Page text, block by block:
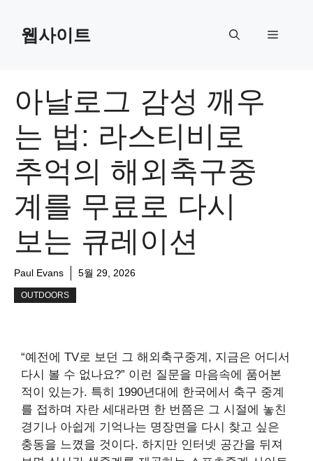
content웹사이트 Menu
아날로그 감성 깨우
는 법: 라스티비로
추억의 해외축구중
계를 무료로 다시
보는 큐레이션
Paul Evans 5월 29, 2026
OUTDOORS
“예전에 TV로 보던 그 해외축구중계, 지금은 어디서
다시 볼 수 없나요?” 이런 질문을 마음속에 품어본
적이 있는가. 특히 1990년대에 한국에서 축구 중계
를 접하며 자란 세대라면 한 번쯤은 그 시절에 놓친
경기나 아쉽게 기억나는 명장면을 다시 찾고 싶은
충동을 느꼈을 것이다. 하지만 인터넷 공간을 뒤져